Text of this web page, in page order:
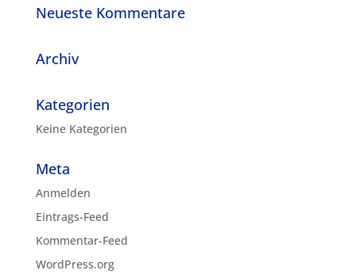
Neueste Kommentare
Archiv
Kategorien
Keine Kategorien
Meta
Anmelden
Eintrags-Feed
Kommentar-Feed
WordPress.org